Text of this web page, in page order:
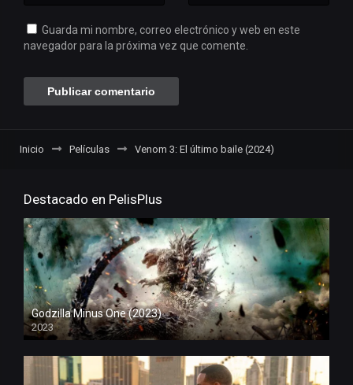
Guarda mi nombre, correo electrónico y web en este
navegador para la próxima vez que comente.
Inicio Películas Venom 3: El último baile (2024)
Destacado en PelisPlus
Godzilla Minus One (2023)
2023